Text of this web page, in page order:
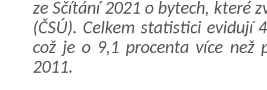
ze Sčítání 2021 o bytech, které
(ČSÚ). Celkem statistici evidují
což je o 9,1 procenta více než
2011.